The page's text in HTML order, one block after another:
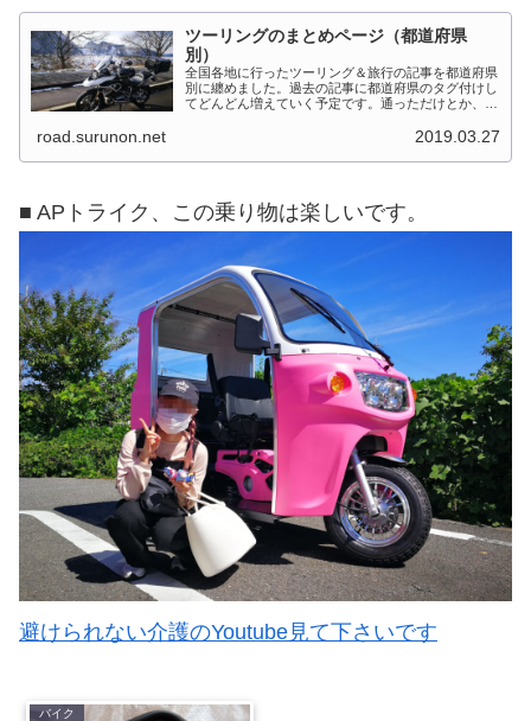
ツーリングのまとめページ（都道府県
別）
全国各地に行ったツーリング＆旅行の記事を都道府県
別に纏めました。過去の記事に都道府県のタグ付けし
てどんどん増えていく予定です。通っただけとか、中
なかなか難しいですね、能登半島とか北陸とか、石
road.surunon.net 2019.03.27
■ APトライク、この乗り物は楽しいです。
避けられない介護のYoutube見て下さいです
バイク